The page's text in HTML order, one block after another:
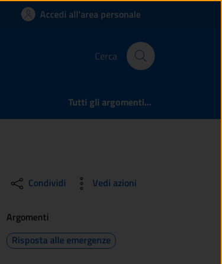
Accedi all'area personale
Cerca
Tutti gli argomenti...
Condividi Vedi azioni
Argomenti
Risposta alle emergenze